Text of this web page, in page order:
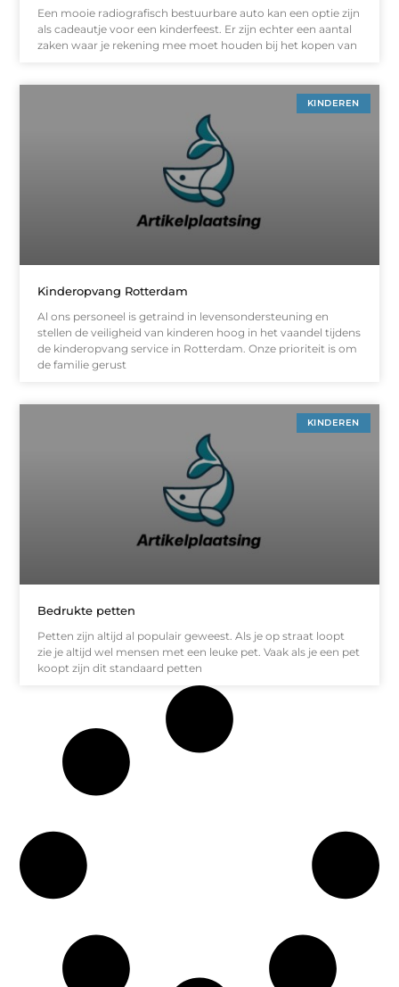
Een mooie radiografisch bestuurbare auto kan een optie zijn
als cadeautje voor een kinderfeest. Er zijn echter een aantal
zaken waar je rekening mee moet houden bij het kopen van
KINDEREN
Kinderopvang Rotterdam
Al ons personeel is getraind in levensondersteuning en
stellen de veiligheid van kinderen hoog in het vaandel tijdens
de kinderopvang service in Rotterdam. Onze prioriteit is om
de familie gerust
KINDEREN
Bedrukte petten
Petten zijn altijd al populair geweest. Als je op straat loopt
zie je altijd wel mensen met een leuke pet. Vaak als je een pet
koopt zijn dit standaard petten